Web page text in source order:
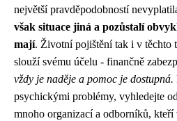
největší pravděpodobností
však situace jiná a pozůstalí
mají. Životní pojištění tak i v těchto
slouží svému účelu - finančně
vždy je naděje a pomoc je dostupná.
psychickými problémy, vyhledejte
mnoho organizací a odborníků,